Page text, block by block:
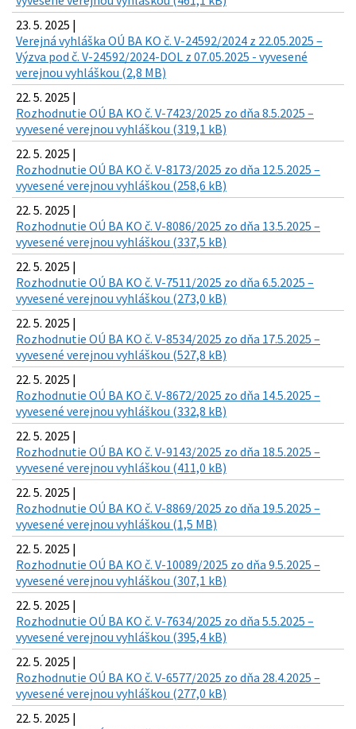
23. 5. 2025 |
Verejná vyhláška OÚ BA KO č. V-24592/2024 z 22.05.2025 –
Výzva pod č. V-24592/2024-DOL z 07.05.2025 - vyvesené
verejnou vyhláškou (2,8 MB)
22. 5. 2025 |
Rozhodnutie OÚ BA KO č. V-7423/2025 zo dňa 8.5.2025 –
vyvesené verejnou vyhláškou (319,1 kB)
22. 5. 2025 |
Rozhodnutie OÚ BA KO č. V-8173/2025 zo dňa 12.5.2025 –
vyvesené verejnou vyhláškou (258,6 kB)
22. 5. 2025 |
Rozhodnutie OÚ BA KO č. V-8086/2025 zo dňa 13.5.2025 –
vyvesené verejnou vyhláškou (337,5 kB)
22. 5. 2025 |
Rozhodnutie OÚ BA KO č. V-7511/2025 zo dňa 6.5.2025 –
vyvesené verejnou vyhláškou (273,0 kB)
22. 5. 2025 |
Rozhodnutie OÚ BA KO č. V-8534/2025 zo dňa 17.5.2025 –
vyvesené verejnou vyhláškou (527,8 kB)
22. 5. 2025 |
Rozhodnutie OÚ BA KO č. V-8672/2025 zo dňa 14.5.2025 –
vyvesené verejnou vyhláškou (332,8 kB)
22. 5. 2025 |
Rozhodnutie OÚ BA KO č. V-9143/2025 zo dňa 18.5.2025 –
vyvesené verejnou vyhláškou (411,0 kB)
22. 5. 2025 |
Rozhodnutie OÚ BA KO č. V-8869/2025 zo dňa 19.5.2025 –
vyvesené verejnou vyhláškou (1,5 MB)
22. 5. 2025 |
Rozhodnutie OÚ BA KO č. V-10089/2025 zo dňa 9.5.2025 –
vyvesené verejnou vyhláškou (307,1 kB)
22. 5. 2025 |
Rozhodnutie OÚ BA KO č. V-7634/2025 zo dňa 5.5.2025 –
vyvesené verejnou vyhláškou (395,4 kB)
22. 5. 2025 |
Rozhodnutie OÚ BA KO č. V-6577/2025 zo dňa 28.4.2025 –
vyvesené verejnou vyhláškou (277,0 kB)
22. 5. 2025 |